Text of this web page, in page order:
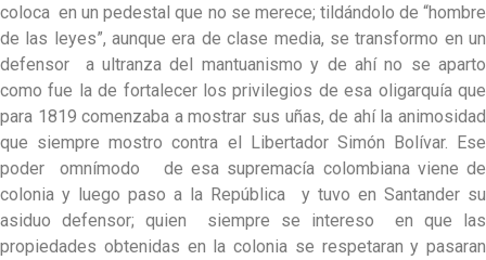
coloca en un pedestal que no se merece; tildándolo de “hombre
de las leyes”, aunque era de clase media, se transformo en un
defensor a ultranza del mantuanismo y de ahí no se aparto
como fue la de fortalecer los privilegios de esa oligarquía que
para 1819 comenzaba a mostrar sus uñas, de ahí la animosidad
que siempre mostro contra el Libertador Simón Bolívar. Ese
poder omnímodo de esa supremacía colombiana viene de
colonia y luego paso a la República y tuvo en Santander su
asiduo defensor; quien siempre se intereso en que las
propiedades obtenidas en la colonia se respetaran y pasaran